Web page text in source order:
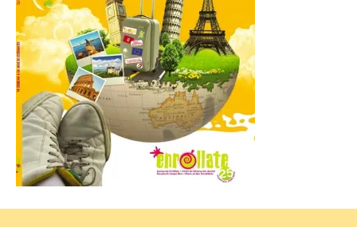
La novena campaña
arqueológica centrará sus
trabajos en el estudio de la
organización urbana y la
vida cotidiana del poblado
y contará con la participación de
estudiantes del grado en Historia. La
excavación se complementará con
actividades de divulgación abiertas […]
El Mercado Medieval abre
con más de 60 puestos y